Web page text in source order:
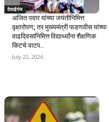
देसाईगंज
अजित पवार यांच्या जयंतीनिमित्त
वृक्षारोपण; तर मुख्यमंत्री फडणवीस यांच्या
वाढदिवसानिमित्त विद्यार्थ्यांना शैक्षणिक
किटचे वाटप..
July 22, 2026